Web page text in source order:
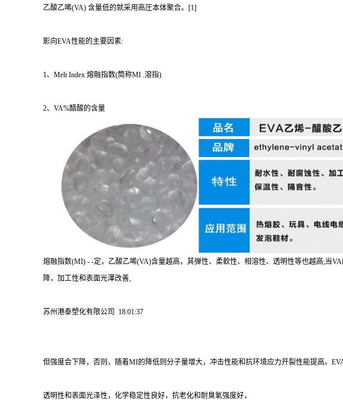
乙酸乙唏(VA) 含量低的就采用高圧本体聚合。[1]
影向EVA性能的主要因素:
1、Melt Index 熔融指数(筒称MI .溶指)
2、VA%醋酸的含量
熔融指数(MI) - -定，乙酸乙唏(VA)含量越高，其弾性、柔軟性、相溶性、透明性等也越高;当
降，加工性和表面光澤改善,
苏州港泰塑化有限公司 18:01:37
但强度会下降，否则，随着MI的降低则分子量增大，冲击性能和抗环境应力开裂性能提高。
透明性和表面光泽性，化学稳定性良好，抗老化和耐臭氧强度好，